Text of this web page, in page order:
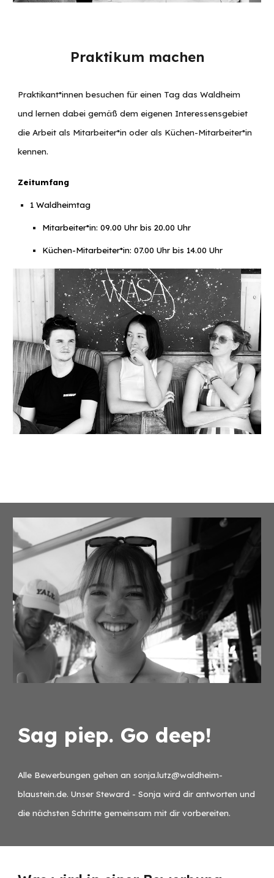
Praktikum machen
Praktikant*innen besuchen für einen Tag das Waldheim
und lernen dabei gemäß dem eigenen Interessensgebiet
die Arbeit als Mitarbeiter*in oder als Küchen-Mitarbeiter*in
kennen.
Zeitumfang
1 Waldheimtag
Mitarbeiter*in: 09.00 Uhr bis 20.00 Uhr
Küchen-Mitarbeiter*in: 07.00 Uhr bis 14.00 Uhr
Sag piep. Go deep!
Alle Bewerbungen gehen an sonja.lutz@waldheim-
blaustein.de. Unser Steward - Sonja wird dir antworten und
die nächsten Schritte gemeinsam mit dir vorbereiten.